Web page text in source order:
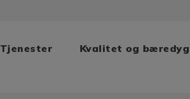
Tjenester Kvalitet og